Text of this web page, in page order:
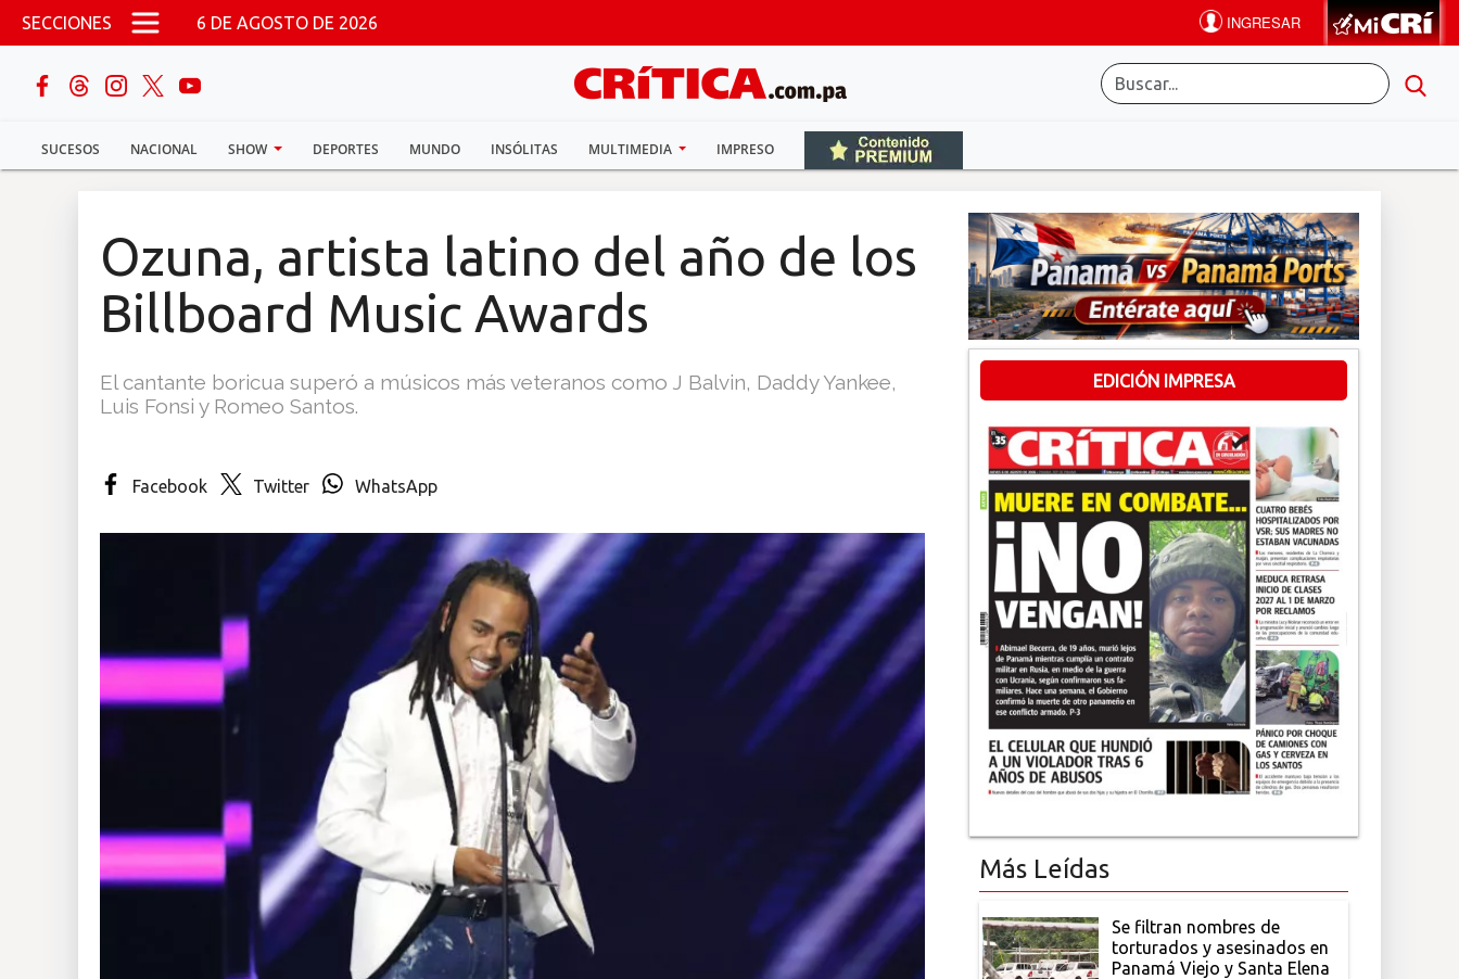
Pasar al contenido principal
SECCIONES 6 DE AGOSTO DE 2026
SUCESOS NACIONAL SHOW DEPORTES MUNDO INSÓLITAS MULTIMEDIA IMPRESO
buscar
Sucesos
Ozuna, artista latino del año de los
Billboard Music Awards
El cantante boricua superó a músicos más veteranos como J Balvin, Daddy Yankee,
Luis Fonsi y Romeo Santos.
Facebook Twitter WhatsApp
EDICIÓN IMPRESA
Más Leídas
Se filtran nombres de
torturados y asesinados en
Panamá Viejo y Santa Elena